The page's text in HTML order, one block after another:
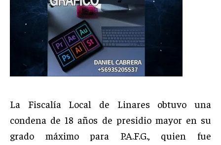
La Fiscalía Local de Linares obtuvo una
condena de 18 años de presidio mayor en su
grado máximo para P.A.F.G., quien fue